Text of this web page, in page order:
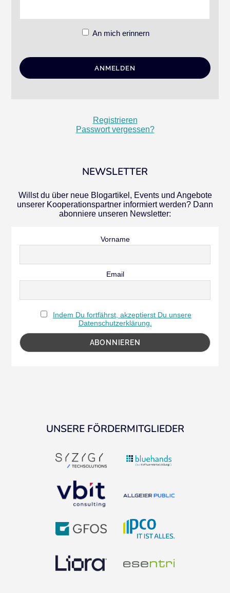
An mich erinnern
Registrieren
Passwort vergessen?
NEWSLETTER
Willst du über neue Blogartikel, Events und Angebote
unserer Kooperationspartner informiert werden? Dann
abonniere unseren Newsletter:
Vorname
Email
Indem Du fortfährst, akzeptierst Du unsere
Datenschutzerklärung.
UNSERE FÖRDERMITGLIEDER